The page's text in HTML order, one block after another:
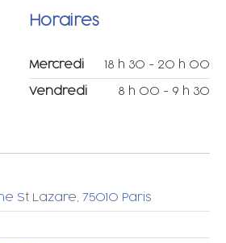
Horaires
Mercredi 18 h 30 - 20 h 00
Vendredi 8 h 00 - 9 h 30
St Lazare, 75010 Paris